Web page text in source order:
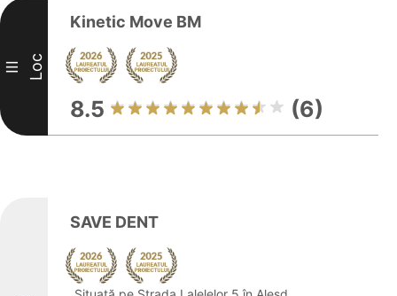
III Loc
Kinetic Move BM
8.5 (6)
SAVE DENT